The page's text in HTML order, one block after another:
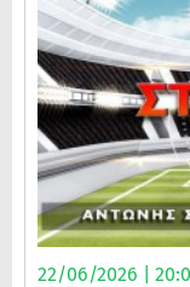
22/06/2026 |